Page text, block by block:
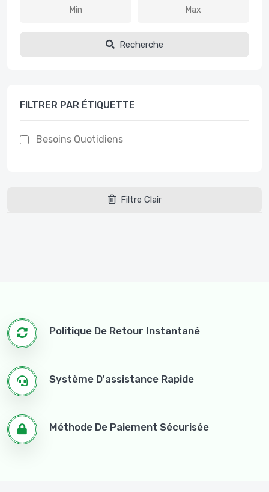
Recherche
FILTRER PAR ÉTIQUETTE
Besoins Quotidiens
Filtre Clair
Politique De Retour Instantané
Système D'assistance Rapide
Méthode De Paiement Sécurisée